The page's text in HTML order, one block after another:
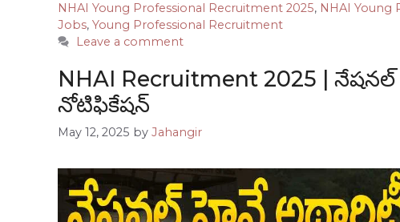
NHAI Young Professional Recruitment 2025, NHAI Young
Jobs, Young Professional Recruitment
Leave a comment
NHAI Recruitment 2025 |
నోటిఫికేషన్
May 12, 2025 by Jahangir